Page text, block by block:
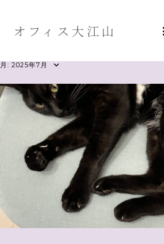
オフィス大江山
月: 2025年7月